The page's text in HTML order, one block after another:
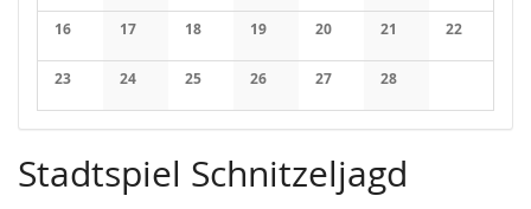
Keine Veranstaltungen
Keine Veranstaltungen
Keine Veranstaltungen
Keine Veranstaltungen
Keine Veranstaltungen
Keine Keine
16
Keine Veranstaltungen
17
Keine Veranstaltungen
18
Keine Veranstaltungen
19
Keine Veranstaltungen
20
Keine Veranstaltungen
21
Keine
22
Keine
23
Keine Veranstaltungen
24
Keine Veranstaltungen
25
Keine Veranstaltungen
26
Keine Veranstaltungen
27
Keine Veranstaltungen
28
Keine
Stadtspiel Schnitzeljagd